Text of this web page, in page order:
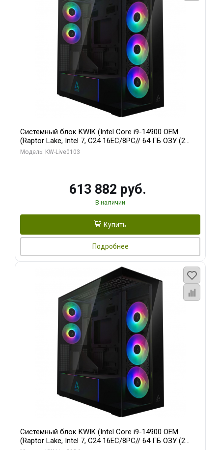
Системный блок KWIK (Intel Core i9-14900 OEM
(Raptor Lake, Intel 7, C24 16EC/8PC// 64 ГБ ОЗУ (2
модуля)/ Afox RTX4090 24GB GDDR6X 384-Bit 3xDP
Модель: KW-Live0103
613 882 руб.
В наличии
Купить
Подробнее
Системный блок KWIK (Intel Core i9-14900 OEM
(Raptor Lake, Intel 7, C24 16EC/8PC// 64 ГБ ОЗУ (2